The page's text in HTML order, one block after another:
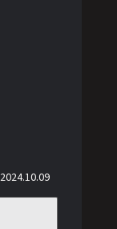
2024.10.09